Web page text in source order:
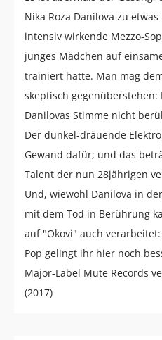
Nika Roza Danilova zu
intensiv wirkende Mezzo-
junges Mädchen auf
trainiert hatte. Man mag
skeptisch gegenüberstehen:
Danilovas Stimme nicht
Der dunkel-dräuende
Gewand dafür; und das
Talent der nun 28jährigen
Und, wiewohl Danilova in
mit dem Tod in Berührung
auf "Okovi" auch
Pop gelingt ihr hier noch
Major-Label Mute Records
(2017)